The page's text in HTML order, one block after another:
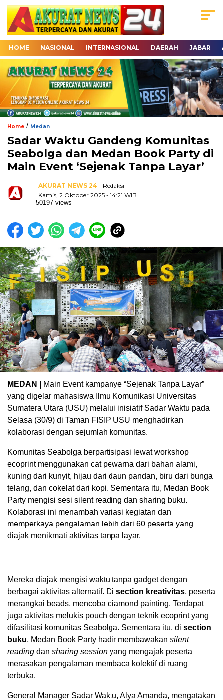
HOME NASIONAL INTERNASIONAL DAERAH JABAR
Home / Medan
Sadar Waktu Gandeng Komunitas
Seabolga dan Medan Book Party di
Main Event ‘Sejenak Tanpa Layar’
AKURAT NEWS 24 - Redaksi
Kamis, 2 Oktober 2025 - 14:21 WIB
50197 views
MEDAN |
Main Event kampanye “Sejenak Tanpa Layar”
yang digelar mahasiswa Ilmu Komunikasi Universitas
Sumatera Utara (USU) melalui inisiatif Sadar Waktu pada
Selasa (30/9) di Taman FISIP USU menghadirkan
kolaborasi dengan sejumlah komunitas.
Komunitas Seabolga berpartisipasi lewat workshop
ecoprint menggunakan cat pewarna dari bahan alami,
kuning dari kunyit, hijau dari daun pandan, biru dari bunga
telang, dan cokelat dari kopi. Sementara itu, Medan Book
Party mengisi sesi silent reading dan sharing buku.
Kolaborasi ini menambah variasi kegiatan dan
memperkaya pengalaman lebih dari 60 peserta yang
diajak menikmati aktivitas tanpa layar.
Mereka diajak mengisi waktu tanpa gadget dengan
berbagai aktivitas alternatif. Di section kreativitas, peserta
merangkai beads, mencoba diamond painting. Terdapat
juga aktivitas melukis pouch dengan teknik ecoprint yang
difasilitasi komunitas Seabolga. Sementara itu, di section
buku, Medan Book Party hadir membawakan silent
reading dan sharing session yang mengajak peserta
merasakan pengalaman membaca kolektif di ruang
terbuka.
General Manager Sadar Waktu, Alya Amanda, mengatakan